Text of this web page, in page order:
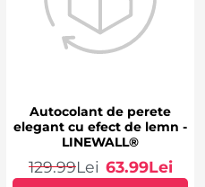
Autocolant de perete
elegant cu efect de lemn -
LINEWALL®
129.99Lei 63.99Lei